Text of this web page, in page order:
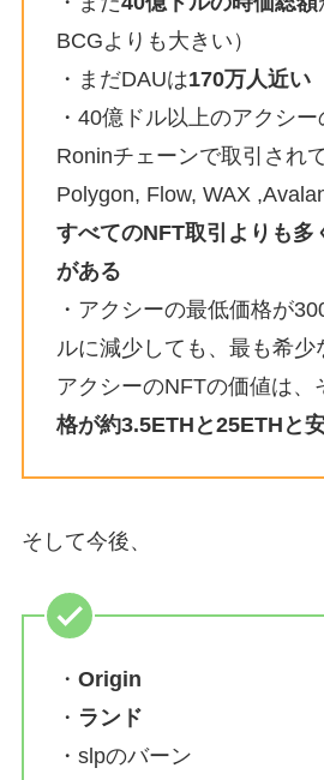
BCGよりも大きい）
・まだDAUは170万人近い
・40億ドル以上のアクシ
Roninチェーンで取引され
Polygon, Flow, WAX
すべてのNFT取引よりも多
がある
・アクシーの最低価格が
ルに減少しても、最も希少
アクシーのNFTの価値は、
格が約3.5ETHと25ETHと
そして今後、
・ Origin
・ ランド
・slpのバーン